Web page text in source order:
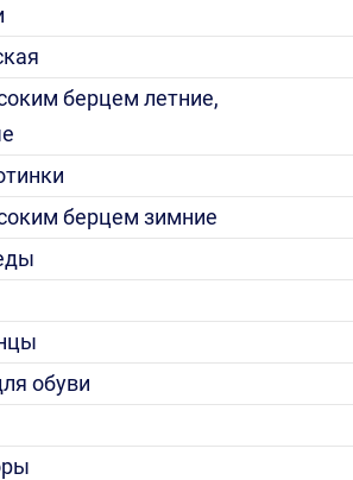
берцем летние,
берцем зимние
обуви